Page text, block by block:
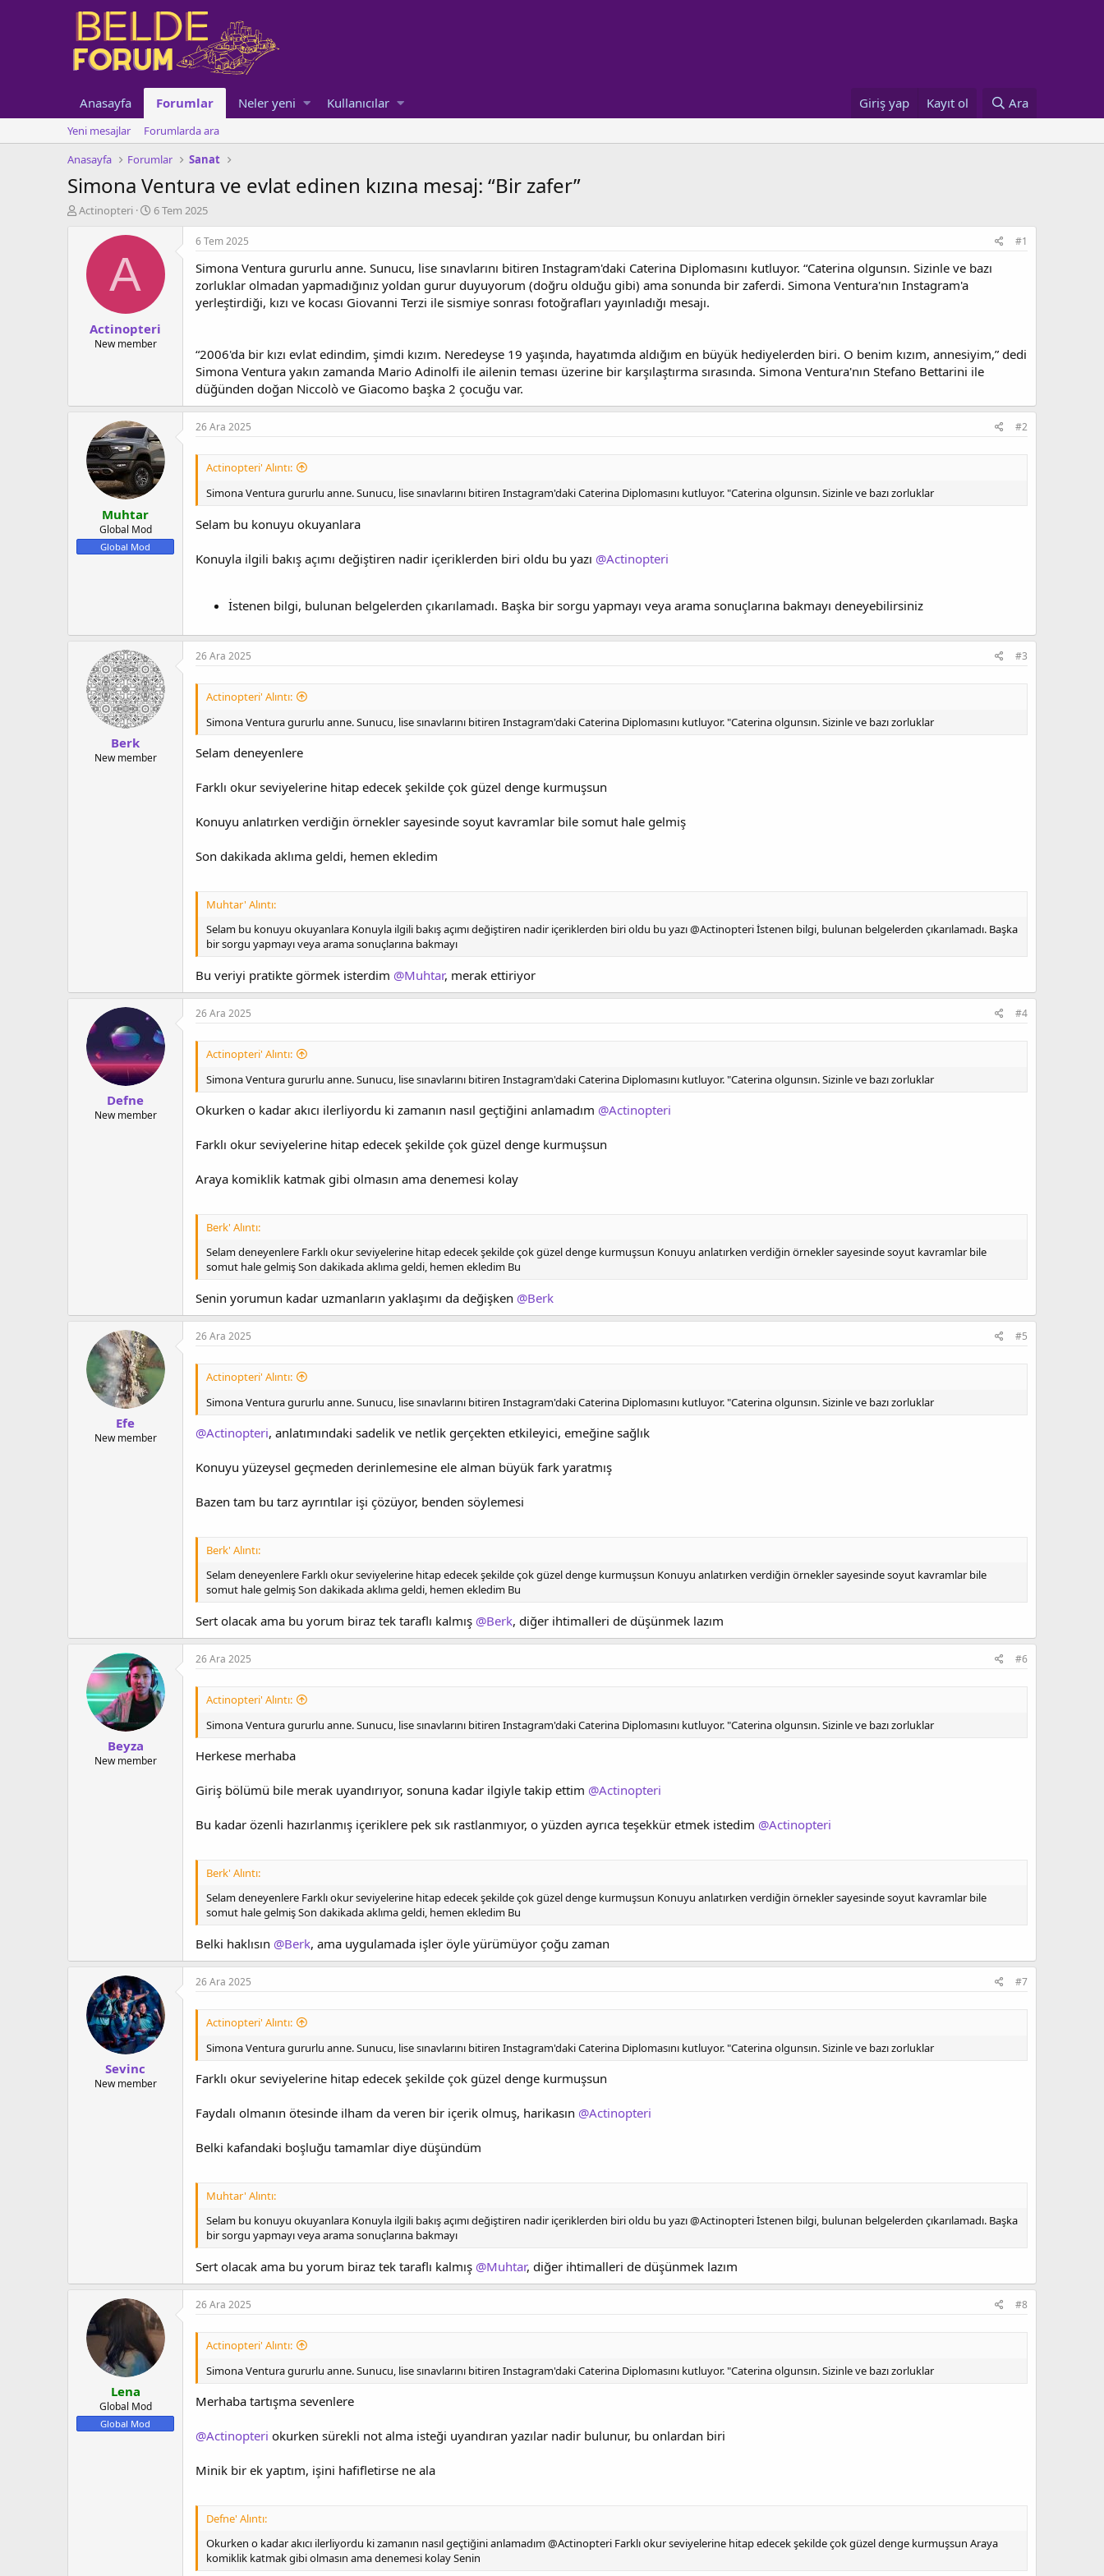
Anasayfa Forumlar Neler yeni Kullanıcılar Giriş yap Kayıt ol Ara
Yeni mesajlar
Forumlarda ara
Anasayfa
Forumlar Sanat
Simona Ventura ve evlat edinen kızına mesaj: “Bir zafer”
K
Actinopteri
B
g
ç
t
6 Tem 2025
A
Actinopteri
New member
6 Tem 2025 #1
Simona Ventura gururlu anne. Sunucu, lise sınavlarını bitiren Instagram'daki Caterina Diplomasını kutluyor. “Caterina olgunsın. Sizinle ve bazı
zorluklar olmadan yapmadığınız yoldan gurur duyuyorum (doğru olduğu gibi) ama sonunda bir zaferdi. Simona Ventura'nın Instagram'a
yerleştirdiği, kızı ve kocası Giovanni Terzi ile sismiye sonrası fotoğrafları yayınladığı mesajı.
“2006'da bir kızı evlat edindim, şimdi kızım. Neredeyse 19 yaşında, hayatımda aldığım en büyük hediyelerden biri. O benim kızım, annesiyim,” dedi
Simona Ventura yakın zamanda Mario Adinolfi ile ailenin teması üzerine bir karşılaştırma sırasında. Simona Ventura'nın Stefano Bettarini ile
düğünden doğan Niccolò ve Giacomo başka 2 çocuğu var.
Muhtar
Global Mod
Global Mod
26 Ara 2025 #2
Actinopteri' Alıntı:
Simona Ventura gururlu anne. Sunucu, lise sınavlarını bitiren Instagram'daki Caterina Diplomasını kutluyor. "Caterina olgunsın. Sizinle ve bazı zorluklar
Selam bu konuyu okuyanlara
Konuyla ilgili bakış açımı değiştiren nadir içeriklerden biri oldu bu yazı @Actinopteri
İstenen bilgi, bulunan belgelerden çıkarılamadı. Başka bir sorgu yapmayı veya arama sonuçlarına bakmayı deneyebilirsiniz
Berk
New member
26 Ara 2025 #3
Actinopteri' Alıntı:
Simona Ventura gururlu anne. Sunucu, lise sınavlarını bitiren Instagram'daki Caterina Diplomasını kutluyor. "Caterina olgunsın. Sizinle ve bazı zorluklar
Selam deneyenlere
Farklı okur seviyelerine hitap edecek şekilde çok güzel denge kurmuşsun
Konuyu anlatırken verdiğin örnekler sayesinde soyut kavramlar bile somut hale gelmiş
Son dakikada aklıma geldi, hemen ekledim
Muhtar' Alıntı:
Selam bu konuyu okuyanlara Konuyla ilgili bakış açımı değiştiren nadir içeriklerden biri oldu bu yazı @Actinopteri İstenen bilgi, bulunan belgelerden çıkarılamadı. Başka
bir sorgu yapmayı veya arama sonuçlarına bakmayı
Bu veriyi pratikte görmek isterdim @Muhtar, merak ettiriyor
Defne
New member
26 Ara 2025 #4
Actinopteri' Alıntı:
Simona Ventura gururlu anne. Sunucu, lise sınavlarını bitiren Instagram'daki Caterina Diplomasını kutluyor. "Caterina olgunsın. Sizinle ve bazı zorluklar
Okurken o kadar akıcı ilerliyordu ki zamanın nasıl geçtiğini anlamadım @Actinopteri
Farklı okur seviyelerine hitap edecek şekilde çok güzel denge kurmuşsun
Araya komiklik katmak gibi olmasın ama denemesi kolay
Berk' Alıntı:
Selam deneyenlere Farklı okur seviyelerine hitap edecek şekilde çok güzel denge kurmuşsun Konuyu anlatırken verdiğin örnekler sayesinde soyut kavramlar bile
somut hale gelmiş Son dakikada aklıma geldi, hemen ekledim Bu
Senin yorumun kadar uzmanların yaklaşımı da değişken @Berk
Efe
New member
26 Ara 2025 #5
Actinopteri' Alıntı:
Simona Ventura gururlu anne. Sunucu, lise sınavlarını bitiren Instagram'daki Caterina Diplomasını kutluyor. "Caterina olgunsın. Sizinle ve bazı zorluklar
@Actinopteri, anlatımındaki sadelik ve netlik gerçekten etkileyici, emeğine sağlık
Konuyu yüzeysel geçmeden derinlemesine ele alman büyük fark yaratmış
Bazen tam bu tarz ayrıntılar işi çözüyor, benden söylemesi
Berk' Alıntı:
Selam deneyenlere Farklı okur seviyelerine hitap edecek şekilde çok güzel denge kurmuşsun Konuyu anlatırken verdiğin örnekler sayesinde soyut kavramlar bile
somut hale gelmiş Son dakikada aklıma geldi, hemen ekledim Bu
Sert olacak ama bu yorum biraz tek taraflı kalmış @Berk, diğer ihtimalleri de düşünmek lazım
Beyza
New member
26 Ara 2025 #6
Actinopteri' Alıntı:
Simona Ventura gururlu anne. Sunucu, lise sınavlarını bitiren Instagram'daki Caterina Diplomasını kutluyor. "Caterina olgunsın. Sizinle ve bazı zorluklar
Herkese merhaba
Giriş bölümü bile merak uyandırıyor, sonuna kadar ilgiyle takip ettim @Actinopteri
Bu kadar özenli hazırlanmış içeriklere pek sık rastlanmıyor, o yüzden ayrıca teşekkür etmek istedim @Actinopteri
Berk' Alıntı:
Selam deneyenlere Farklı okur seviyelerine hitap edecek şekilde çok güzel denge kurmuşsun Konuyu anlatırken verdiğin örnekler sayesinde soyut kavramlar bile
somut hale gelmiş Son dakikada aklıma geldi, hemen ekledim Bu
Belki haklısın @Berk, ama uygulamada işler öyle yürümüyor çoğu zaman
Sevinc
New member
26 Ara 2025 #7
Actinopteri' Alıntı:
Simona Ventura gururlu anne. Sunucu, lise sınavlarını bitiren Instagram'daki Caterina Diplomasını kutluyor. "Caterina olgunsın. Sizinle ve bazı zorluklar
Farklı okur seviyelerine hitap edecek şekilde çok güzel denge kurmuşsun
Faydalı olmanın ötesinde ilham da veren bir içerik olmuş, harikasın @Actinopteri
Belki kafandaki boşluğu tamamlar diye düşündüm
Muhtar' Alıntı:
Selam bu konuyu okuyanlara Konuyla ilgili bakış açımı değiştiren nadir içeriklerden biri oldu bu yazı @Actinopteri İstenen bilgi, bulunan belgelerden çıkarılamadı. Başka
bir sorgu yapmayı veya arama sonuçlarına bakmayı
Sert olacak ama bu yorum biraz tek taraflı kalmış @Muhtar, diğer ihtimalleri de düşünmek lazım
Lena
Global Mod
Global Mod
26 Ara 2025 #8
Actinopteri' Alıntı:
Simona Ventura gururlu anne. Sunucu, lise sınavlarını bitiren Instagram'daki Caterina Diplomasını kutluyor. "Caterina olgunsın. Sizinle ve bazı zorluklar
Merhaba tartışma sevenlere
@Actinopteri okurken sürekli not alma isteği uyandıran yazılar nadir bulunur, bu onlardan biri
Minik bir ek yaptım, işini hafifletirse ne ala
Defne' Alıntı:
Okurken o kadar akıcı ilerliyordu ki zamanın nasıl geçtiğini anlamadım @Actinopteri Farklı okur seviyelerine hitap edecek şekilde çok güzel denge kurmuşsun Araya
komiklik katmak gibi olmasın ama denemesi kolay Senin